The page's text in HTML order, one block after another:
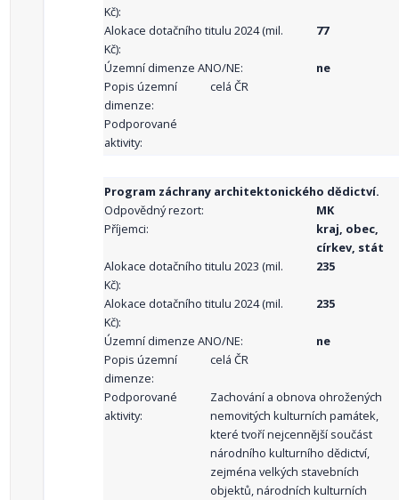
Kč):
Alokace dotačního titulu 2024 (mil.
Kč):
77
Územní dimenze ANO/NE:
ne
Popis územní
dimenze:
celá ČR
Podporované
aktivity:
Program záchrany architektonického dědictví.
Odpovědný rezort:
MK
Příjemci:
kraj, obec,
církev, stát
Alokace dotačního titulu 2023 (mil.
Kč):
235
Alokace dotačního titulu 2024 (mil.
Kč):
235
Územní dimenze ANO/NE:
ne
Popis územní
dimenze:
celá ČR
Podporované
aktivity:
Zachování a obnova ohrožených
nemovitých kulturních památek,
které tvoří nejcennější součást
národního kulturního dědictví,
zejména velkých stavebních
objektů, národních kulturních